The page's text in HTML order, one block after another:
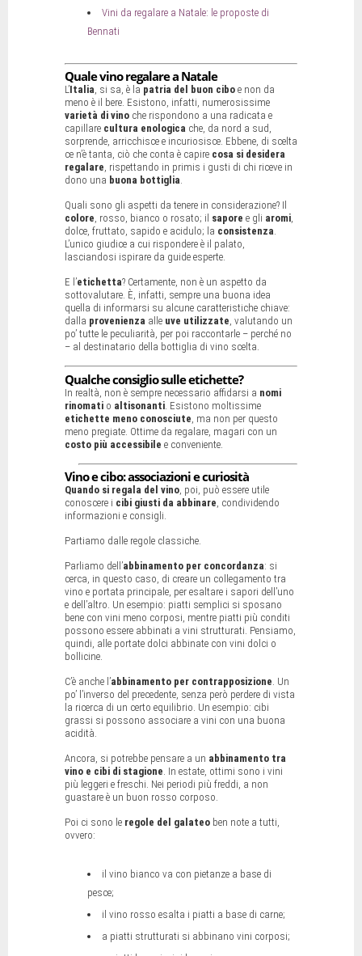
Vini da regalare a Natale: le proposte di
Bennati
Quale vino regalare a Natale
L’Italia, si sa, è la patria del buon cibo e non da
meno è il bere. Esistono, infatti, numerosissime
varietà di vino che rispondono a una radicata e
capillare cultura enologica che, da nord a sud,
sorprende, arricchisce e incuriosisce. Ebbene, di scelta
ce n’è tanta, ciò che conta è capire cosa si desidera
regalare, rispettando in primis i gusti di chi riceve in
dono una buona bottiglia.
Quali sono gli aspetti da tenere in considerazione? Il
colore, rosso, bianco o rosato; il sapore e gli aromi,
dolce, fruttato, sapido e acidulo; la consistenza.
L’unico giudice a cui rispondere è il palato,
lasciandosi ispirare da guide esperte.
E l’etichetta? Certamente, non è un aspetto da
sottovalutare. È, infatti, sempre una buona idea
quella di informarsi su alcune caratteristiche chiave:
dalla provenienza alle uve utilizzate, valutando un
po’ tutte le peculiarità, per poi raccontarle – perché no
– al destinatario della bottiglia di vino scelta.
Qualche consiglio sulle etichette?
In realtà, non è sempre necessario affidarsi a nomi
rinomati o altisonanti . Esistono moltissime
etichette meno conosciute , ma non per questo
meno pregiate. Ottime da regalare, magari con un
costo più accessibile e conveniente.
Vino e cibo: associazioni e curiosità
Quando si regala del vino, poi, può essere utile
conoscere i cibi giusti da abbinare, condividendo
informazioni e consigli.
Partiamo dalle regole classiche.
Parliamo dell’abbinamento per concordanza: si
cerca, in questo caso, di creare un collegamento tra
vino e portata principale, per esaltare i sapori dell’uno
e dell’altro. Un esempio: piatti semplici si sposano
bene con vini meno corposi, mentre piatti più conditi
possono essere abbinati a vini strutturati. Pensiamo,
quindi, alle portate dolci abbinate con vini dolci o
bollicine.
C’è anche l’abbinamento per contrapposizione. Un
po’ l’inverso del precedente, senza però perdere di vista
la ricerca di un certo equilibrio. Un esempio: cibi
grassi si possono associare a vini con una buona
acidità.
Ancora, si potrebbe pensare a un abbinamento tra
vino e cibi di stagione. In estate, ottimi sono i vini
più leggeri e freschi. Nei periodi più freddi, a non
guastare è un buon rosso corposo.
Poi ci sono le regole del galateo ben note a tutti,
ovvero:
il vino bianco va con pietanze a base di
pesce;
il vino rosso esalta i piatti a base di carne;
a piatti strutturati si abbinano vini corposi;